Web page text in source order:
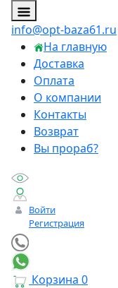
info@opt-baza61.ru
На главную
Доставка
Оплата
О компании
Контакты
Возврат
Вы прораб?
Войти
Регистрация
Корзина 0